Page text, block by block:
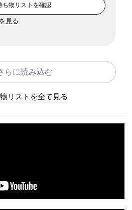
ち物リストを確認
見る
らに読み込む
リストを全て見る